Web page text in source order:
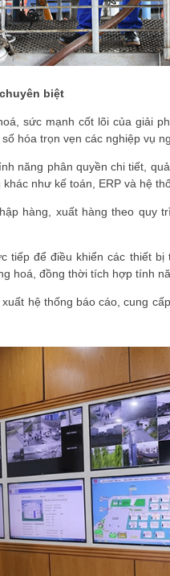
biệt
sức mạnh cốt lõi của giải
hóa trọn vẹn các nghiệp vụ
năng phân quyền chi tiết,
như kế toán, ERP và hệ
hàng, xuất hàng theo quy
tiếp để điều khiển các thiết
hoá, đồng thời tích hợp tính
hệ thống báo cáo, cung